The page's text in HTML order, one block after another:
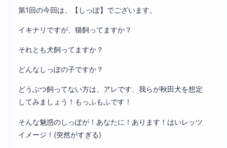
第1回の今回は、【しっぽ】でございます。
イキナリですが、猫飼ってますか？
それとも犬飼ってますか？
どんなしっぽの子ですか？
どうぶつ飼ってない方は、アレです、我らが秋田犬を想定
してみましょう！もっふもふです！
そんな魅惑のしっぽが！あなたに！あります！はいレッツ
イメージ！(突然がすぎる)